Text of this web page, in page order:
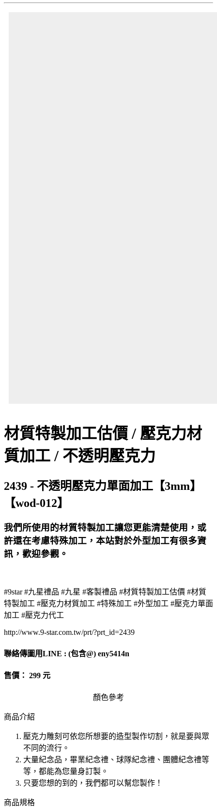
材質特製加工估價 / 壓克力材
質加工 / 不透明壓克力
2439 - 不透明壓克力單面加工【3mm】
【wod-012】
我們所使用的材質特製加工讓您更能清楚使用，或
許還在考慮特殊加工，本站對於外型加工有很多資
訊，歡迎參觀。
#9star #九星禮品 #九星 #客製禮品 #材質特製加工估價 #材質
特製加工 #壓克力材質加工 #特殊加工 #外型加工 #壓克力單面
加工 #壓克力代工
http://www.9-star.com.tw/prt/?prt_id=2439
聯絡傳圖用LINE : (包含@) eny5414n
售價： 299 元
顏色參考
商品介紹
壓克力雕刻可依您所想要的造型製作切割，就是要與眾
不同的流行。
大量紀念品，畢業紀念禮、球隊紀念禮、團體紀念禮等
等，都能為您量身訂製。
只要您想的到的，我們都可以幫您製作！
商品規格